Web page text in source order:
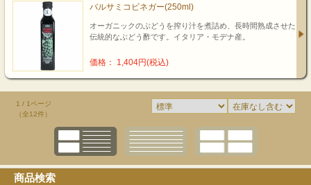
バルサミコビネガー(250ml)
オーガニックのぶどうを搾り汁を煮詰め、長時間熟成させた
伝統的なぶどう酢です。イタリア・モデナ産。
価格： 1,404円(税込)
1 / 1ページ
（全12件）
商品検索